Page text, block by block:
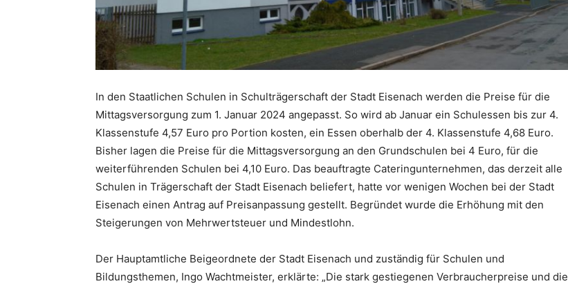
In den Staatlichen Schulen in Schulträgerschaft der Stadt Eisenach werden die Preise für die
Mittagsversorgung zum 1. Januar 2024 angepasst. So wird ab Januar ein Schulessen bis zur 4.
Klassenstufe 4,57 Euro pro Portion kosten, ein Essen oberhalb der 4. Klassenstufe 4,68 Euro.
Bisher lagen die Preise für die Mittagsversorgung an den Grundschulen bei 4 Euro, für die
weiterführenden Schulen bei 4,10 Euro. Das beauftragte Cateringunternehmen, das derzeit alle
Schulen in Trägerschaft der Stadt Eisenach beliefert, hatte vor wenigen Wochen bei der Stadt
Eisenach einen Antrag auf Preisanpassung gestellt. Begründet wurde die Erhöhung mit den
Steigerungen von Mehrwertsteuer und Mindestlohn.
Der Hauptamtliche Beigeordnete der Stadt Eisenach und zuständig für Schulen und
Bildungsthemen, Ingo Wachtmeister, erklärte: „Die stark gestiegenen Verbraucherpreise und die